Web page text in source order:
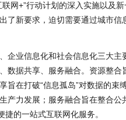
网+”行动计划的深入实施以及
了新要求，迫切需要通过城市
企业信息化和社会信息化三大主
数据共享、服务融合。资源整
旨在打破“信息孤岛”对数据的束
产力发展；服务融合旨在整合
捷的一站式互联网化服务。